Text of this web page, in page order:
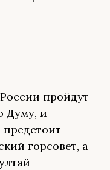
пройдут
Думу, и
горсовет, а